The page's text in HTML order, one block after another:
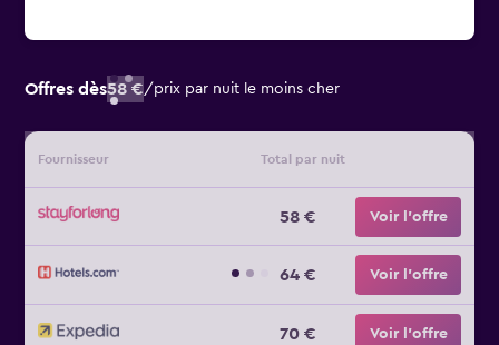
Offres dès58 €/prix par nuit le moins cher
Fournisseur Total par nuit
58 € Voir l’offre
64 € Voir l’offre
70 € Voir l’offre